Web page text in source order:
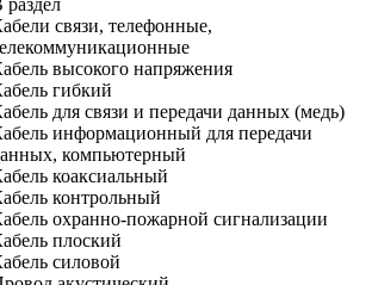
связи, телефонные,
высокого напряжения
гибкий
для связи и передачи данных (медь)
информационный для передачи
компьютерный
коаксиальный
контрольный
охранно-пожарной сигнализации
плоский
силовой